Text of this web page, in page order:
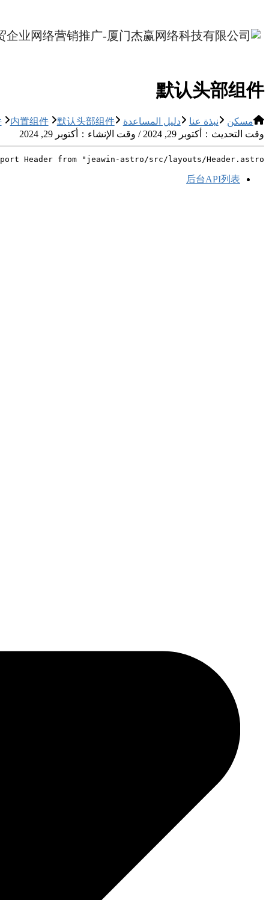
默认头部组件
مسكن نبذة عنا دليل المساعدة 内置组件
默认头部组件
وقت التحديث：أكتوبر 29, 2024 / وقت الإنشاء：أكتوبر 29, 2024
Header from "jeawin-astro/src/layouts/Header.astro";
后台API列表